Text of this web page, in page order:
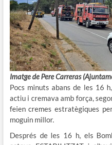
Imatge de Pere Carreras
Pocs minuts abans de les 16
actiu i cremava amb força,
feien cremes estratègiques
moguin millor.
Després de les 16 h, els